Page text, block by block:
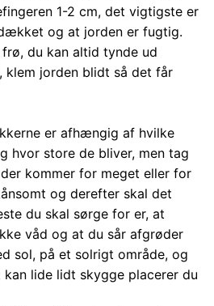
1-2 cm, det vigtigste er
og at jorden er fugtig.
du kan altid tynde ud
klem jorden blidt så det får
er afhængig af hvilke
hvor store de bliver, men tag
kommer for meget eller for
og derefter skal det
du skal sørge for er, at
våd og at du sår afgrøder
sol, på et solrigt område, og
lide lidt skygge placerer du